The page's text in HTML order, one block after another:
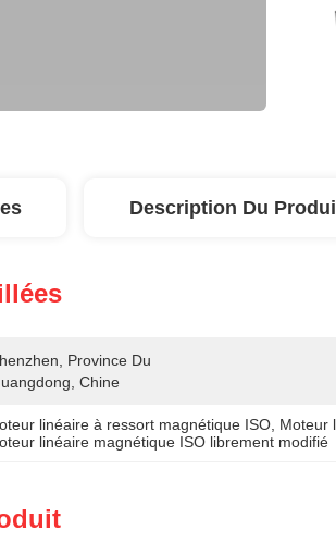
Description Du
Province Du
Chine
linéaire à ressort magnétique ISO Moteur
linéaire magnétique ISO librement modifié